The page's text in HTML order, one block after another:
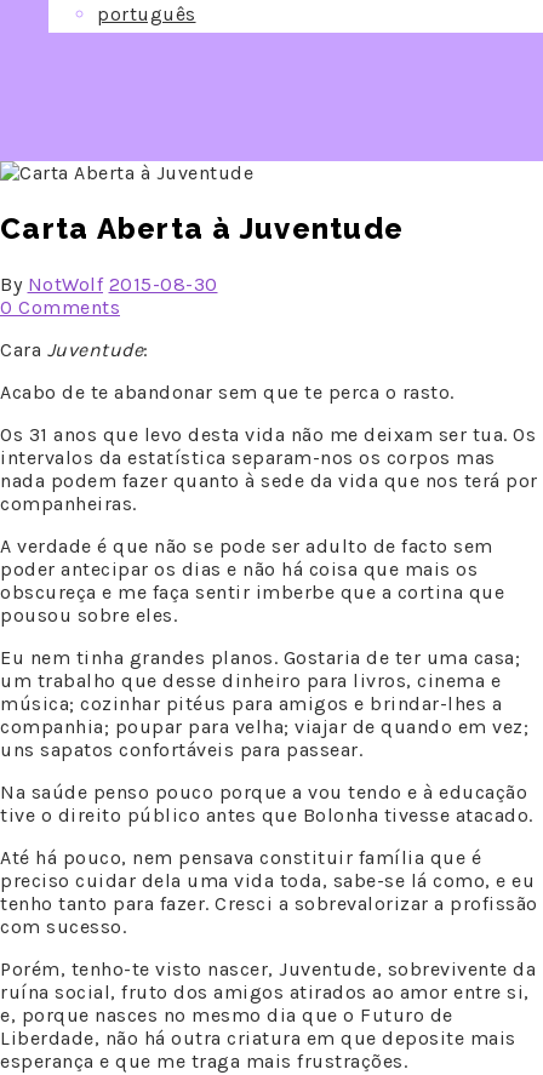
português
Carta Aberta à Juventude
By NotWolf 2015-08-30
0 Comments
Cara Juventude:
Acabo de te abandonar sem que te perca o rasto.
Os 31 anos que levo desta vida não me deixam ser tua. Os
intervalos da estatística separam-nos os corpos mas
nada podem fazer quanto à sede da vida que nos terá por
companheiras.
A verdade é que não se pode ser adulto de facto sem
poder antecipar os dias e não há coisa que mais os
obscureça e me faça sentir imberbe que a cortina que
pousou sobre eles.
Eu nem tinha grandes planos. Gostaria de ter uma casa;
um trabalho que desse dinheiro para livros, cinema e
música; cozinhar pitéus para amigos e brindar-lhes a
companhia; poupar para velha; viajar de quando em vez;
uns sapatos confortáveis para passear.
Na saúde penso pouco porque a vou tendo e à educação
tive o direito público antes que Bolonha tivesse atacado.
Até há pouco, nem pensava constituir família que é
preciso cuidar dela uma vida toda, sabe-se lá como, e eu
tenho tanto para fazer. Cresci a sobrevalorizar a profissão
com sucesso.
Porém, tenho-te visto nascer, Juventude, sobrevivente da
ruína social, fruto dos amigos atirados ao amor entre si,
e, porque nasces no mesmo dia que o Futuro de
Liberdade, não há outra criatura em que deposite mais
esperança e que me traga mais frustrações.